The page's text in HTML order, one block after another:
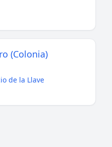
(Colonia)
de la Llave